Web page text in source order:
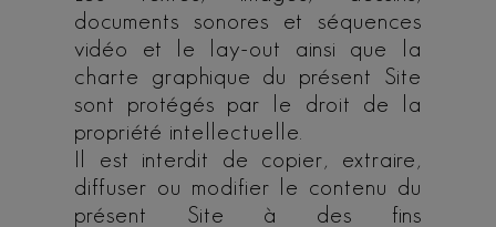
documents sonores et séquences
vidéo et le lay-out ainsi que la
charte graphique du présent Site
sont protégés par le droit de la
propriété intellectuelle.
Il est interdit de copier, extraire,
diffuser ou modifier le contenu du
présent Site à des fins